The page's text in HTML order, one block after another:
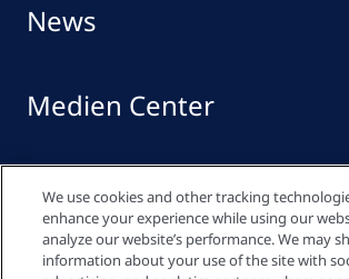
News
Medien Center
Events
We use cookies and other tracking
enhance your experience while using our
analyze our website’s performance. We may
information about your use of the site with